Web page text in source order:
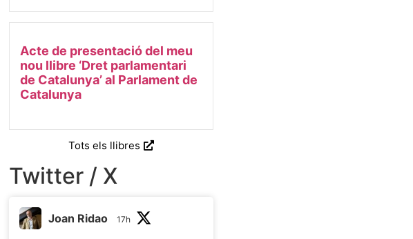
Acte de presentació del meu
nou llibre ‘Dret parlamentari
de Catalunya’ al Parlament de
Catalunya
Tots els llibres
Twitter / X
Joan Ridao 17h